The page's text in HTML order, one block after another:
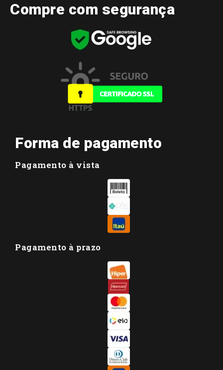
Compre com segurança
Forma de pagamento
Pagamento à vista
Pagamento à prazo